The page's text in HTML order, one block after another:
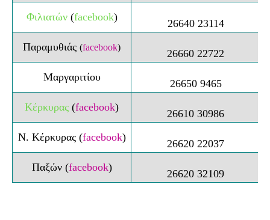
Φιλιατών(facebook)
26640 23114
Παραμυθιάς (facebook)
26660 22722
Μαργαριτίου
26650 9465
Κέρκυρας (facebook)
26610 30986
Ν. Κέρκυρας(facebook)
26620 22037
Παξών(facebook)
26620 32109